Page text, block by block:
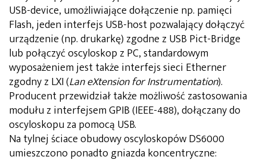
USB-device, umożliwiające dołączenie np. pamięci
Flash, jeden interfejs USB-host pozwalający dołączyć
urządzenie (np. drukarkę) zgodne z USB Pict-Bridge
lub połączyć oscyloskop z PC, standardowym
wyposażeniem jest także interfejs sieci Etherner
zgodny z LXI (Lan eXtension for Instrumentation).
Producent przewidział także możliwość zastosowania
modułu z interfejsem GPIB (IEEE-488), dołączany do
oscyloskopu za pomocą USB.
Na tylnej ściace obudowy oscyloskopów DS6000
umieszczono ponadto gniazda koncentryczne: